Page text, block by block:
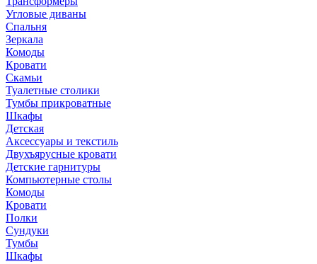
Угловые диваны
Спальня
Зеркала
Комоды
Кровати
Скамьи
Туалетные столики
Тумбы прикроватные
Шкафы
Детская
Аксессуары и текстиль
Двухъярусные кровати
Детские гарнитуры
Компьютерные столы
Комоды
Кровати
Полки
Сундуки
Тумбы
Шкафы